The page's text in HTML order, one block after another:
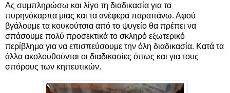
Ας συμπληρώσω και λίγο τη διαδικασία για τα
πυρηνόκαρπα μιας και τα ανέφερα παραπάνω. Αφού
βγάλουμε τα κουκούτσια από το ψυγείο θα πρέπει να
σπάσουμε πολύ προσεκτικά το σκληρό εξωτερικό
περίβλημα για να επισπεύσουμε την όλη διαδικασία. Κατά τα
άλλα ακολουθούνται οι διαδικασίες όπως και για τους
σπόρους των κηπευτικών.